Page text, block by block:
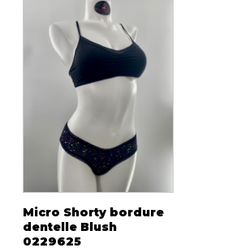
Micro Shorty bordure
dentelle Blush
0229625